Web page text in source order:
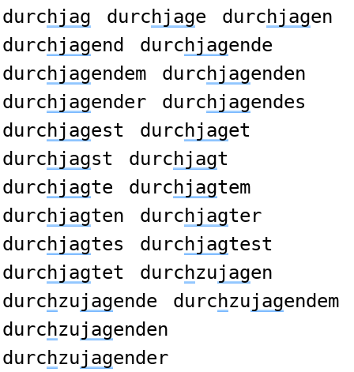
durchjag durchjage durchjagen
durchjagend durchjagende
durchjagendem durchjagenden
durchjagender durchjagendes
durchjagest durchjaget
durchjagst durchjagt
durchjagte durchjagtem
durchjagten durchjagter
durchjagtes durchjagtest
durchjagtet durchzujagen
durchzujagende durchzujagendem
durchzujagenden
durchzujagender